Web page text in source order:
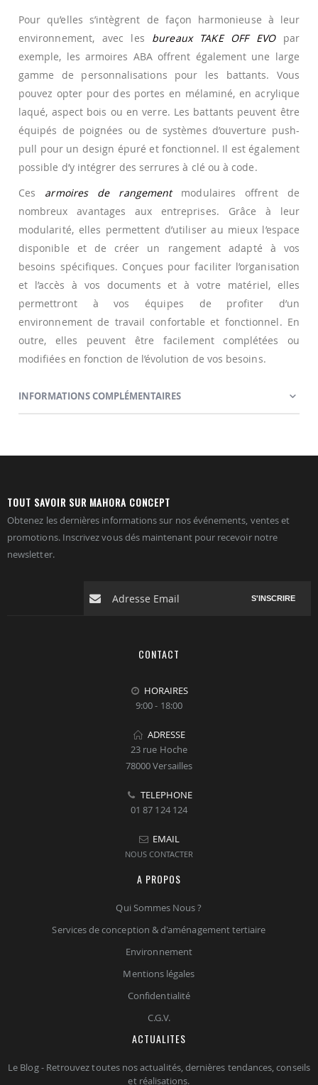
Pour qu’elles s’intègrent de façon harmonieuse à leur
environnement, avec les bureaux TAKE OFF EVOpar
exemple, les armoires ABA offrent également une large
gamme de personnalisations pour les battants. Vous
pouvez opter pour des portes en mélaminé, en acrylique
laqué, aspect bois ou en verre. Les battants peuvent être
équipés de poignées ou de systèmes d’ouverture push-
pull pour un design épuré et fonctionnel. Il est également
possible d’y intégrer des serrures à clé ou à code.
Ces armoires de rangementmodulaires offrent de
nombreux avantages aux entreprises. Grâce à leur
modularité, elles permettent d’utiliser au mieux l’espace
disponible et de créer un rangement adapté à vos
besoins spécifiques. Conçues pour faciliter l’organisation
et l’accès à vos documents et à votre matériel, elles
permettront à vos équipes de profiter d’un
environnement de travail confortable et fonctionnel. En
outre, elles peuvent être facilement complétées ou
modifiées en fonction de l’évolution de vos besoins.
INFORMATIONS COMPLÉMENTAIRES
TOUT SAVOIR SUR MAHORA CONCEPT
Obtenez les dernières informations sur nos événements, ventes et
promotions. Inscrivez vous dés maintenant pour recevoir notre
newsletter.
S'INSCRIRE
CONTACT
HORAIRES
9:00 - 18:00
ADRESSE
23 rue Hoche
78000 Versailles
TELEPHONE
01 87 124 124
EMAIL
NOUS CONTACTER
A PROPOS
Qui Sommes Nous ?
Services de conception & d'aménagement tertiaire
Environnement
Mentions légales
Confidentialité
C.G.V.
ACTUALITES
Le Blog - Retrouvez toutes nos actualités, dernières tendances, conseils
et réalisations.